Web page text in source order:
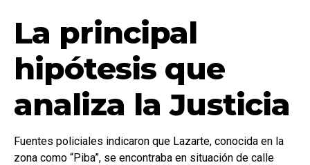
La principal
hipótesis que
analiza la Justicia
Fuentes policiales indicaron que Lazarte, conocida en la
zona como “Piba”, se encontraba en situación de calle